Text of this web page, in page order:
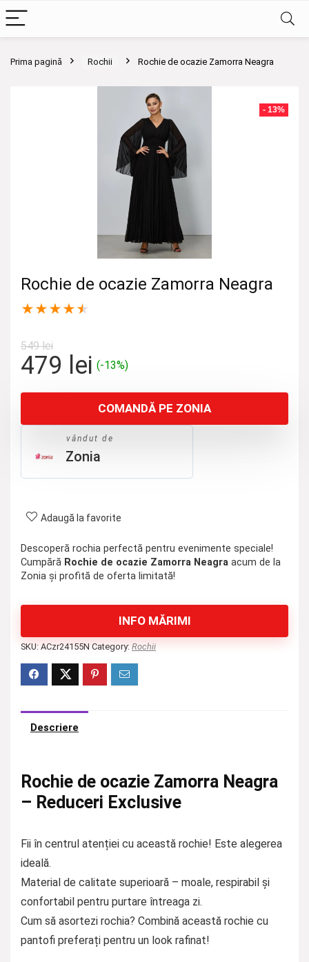
Prima pagină Rochii Rochie de ocazie Zamorra Neagra
- 13%
Rochie de ocazie Zamorra Neagra
★★★★★
549lei
Prețul
a
fost:
549 lei.
479 leiPrețul
este:
479 lei.
(-13%)
COMANDĂ PE ZONIA
vândut de
Zonia
Adaugă la favorite
Descoperă rochia perfectă pentru evenimente speciale!
Cumpără Rochie de ocazie Zamorra Neagra acum de la
Zonia și profită de oferta limitată!
INFO MĂRIMI
SKU: ACzr24155N Category: Rochii
Descriere
Rochie de ocazie Zamorra Neagra
– Reduceri Exclusive
Fii în centrul atenției cu această rochie! Este alegerea
ideală.
Material de calitate superioară – moale, respirabil și
confortabil pentru purtare întreaga zi.
Cum să asortezi rochia? Combină această rochie cu
pantofi preferați pentru un look rafinat!